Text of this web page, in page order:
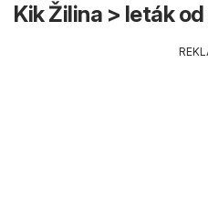
Kik Žilina > leták